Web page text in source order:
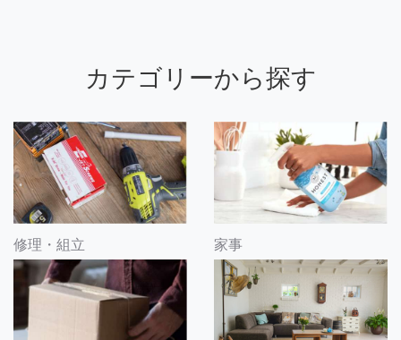
カテゴリーから探す
修理・組立 家事